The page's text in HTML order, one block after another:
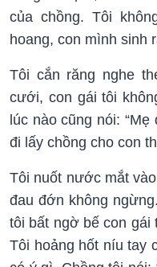
của chồng. Tôi
hoang, con mình sinh
Tôi cắn răng nghe
cưới, con gái tôi
lúc nào cũng nói:
đi lấy chồng cho con
Tôi nuốt nước mắt
đau đớn không
tôi bất ngờ bế con gái
Tôi hoảng hốt níu tay